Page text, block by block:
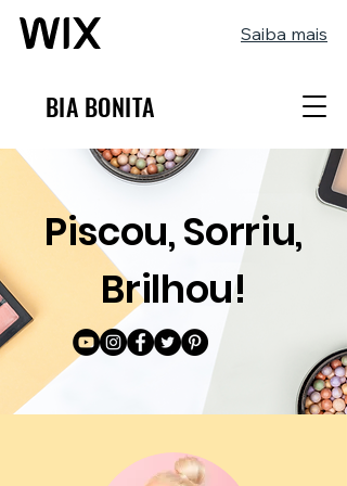
Saiba mais